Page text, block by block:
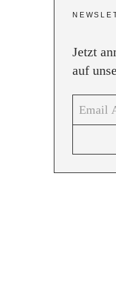
Jetzt
auf